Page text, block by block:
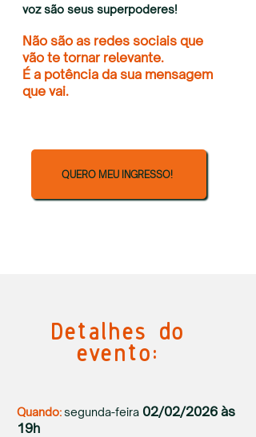
voz são seus superpoderes!
Não são as redes sociais que
vão te tornar relevante.
É a potência da sua mensagem
que vai.
QUERO MEU INGRESSO!
Detalhes do
evento:
Quando:segunda-feira 02/02/2026 às
19h